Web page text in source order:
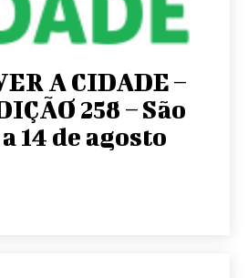
A CIDADE –
258 – São
14 de agosto